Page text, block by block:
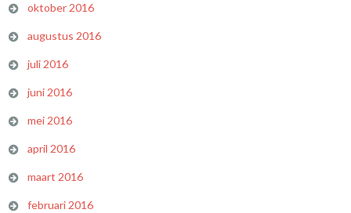
oktober 2016
augustus 2016
juli 2016
juni 2016
mei 2016
april 2016
maart 2016
februari 2016